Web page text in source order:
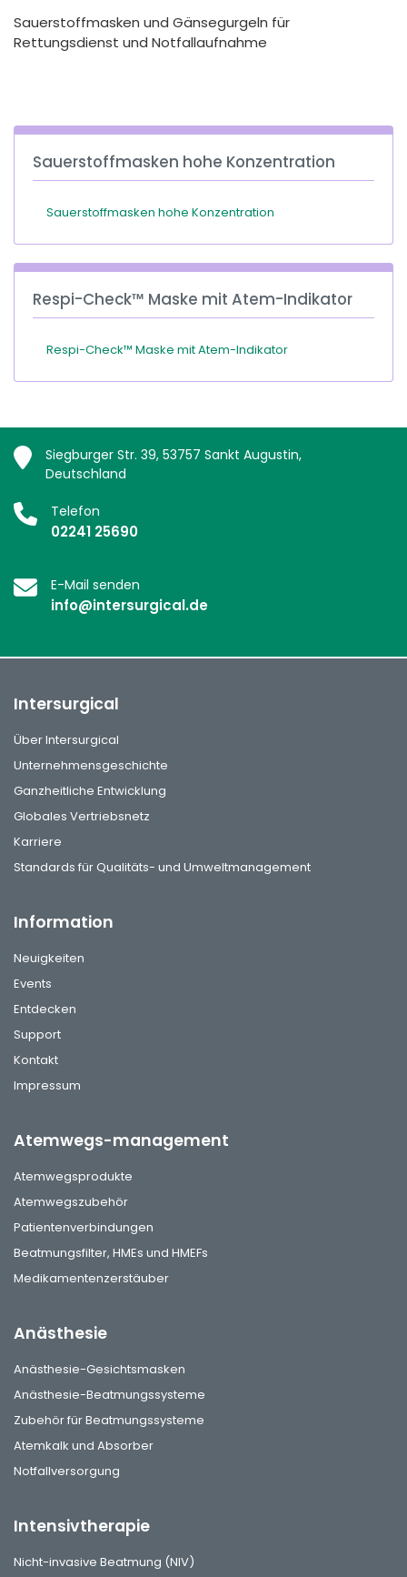
France
Sauerstoffmasken und Gänsegurgeln für
Rettungsdienst und Notfallaufnahme
Sauerstoffmasken hohe Konzentration
Sauerstoffmasken hohe Konzentration
Respi-Check™ Maske mit Atem-Indikator
Respi-Check™ Maske mit Atem-Indikator
Siegburger Str. 39, 53757 Sankt Augustin,
Deutschland
Telefon
02241 25690
E-Mail senden
info@intersurgical.de
Intersurgical
Über Intersurgical
Unternehmensgeschichte
Ganzheitliche Entwicklung
Globales Vertriebsnetz
Karriere
Standards für Qualitäts- und Umweltmanagement
Information
Neuigkeiten
Events
Entdecken
Support
Kontakt
Impressum
Atemwegs-management
Atemwegsprodukte
Atemwegszubehör
Patientenverbindungen
Beatmungsfilter, HMEs und HMEFs
Medikamentenzerstäuber
Anästhesie
Anästhesie-Gesichtsmasken
Anästhesie-Beatmungssysteme
Zubehör für Beatmungssysteme
Atemkalk und Absorber
Notfallversorgung
Intensivtherapie
Nicht-invasive Beatmung (NIV)